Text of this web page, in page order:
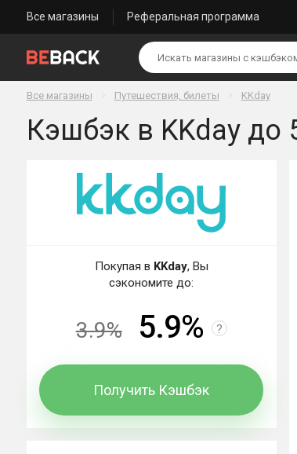
Все магазины Реферальная программа
Все магазины Путешествия, билеты KKday
Кэшбэк в KKday до
Покупая в KKday, Вы
сэкономите до:
3.9% 5.9% ?
Получить Кэшбэк